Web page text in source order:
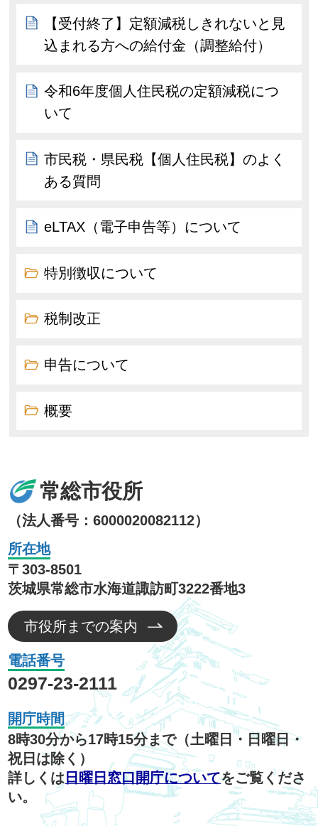
【受付終了】定額減税しきれないと見
込まれる方への給付金（調整給付）
令和6年度個人住民税の定額減税につ
いて
市民税・県民税【個人住民税】のよく
ある質問
eLTAX（電子申告等）について
特別徴収について
税制改正
申告について
概要
常総市役所
（法人番号：6000020082112）
所在地
〒303-8501
茨城県常総市水海道諏訪町3222番地3
市役所までの案内
電話番号
0297-23-2111
開庁時間
8時30分から17時15分まで（土曜日・日曜日・
祝日は除く）
詳しくは 日曜日窓口開庁についてをご覧くださ
い。